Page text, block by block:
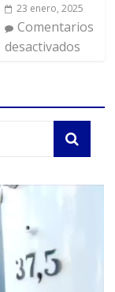
23 enero, 2025
Comentarios
desactivados